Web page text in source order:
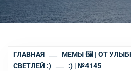
ГЛАВНАЯ
МЕМЫ 🖼 | ОТ
СВЕТЛЕЙ :)
:) | №4145